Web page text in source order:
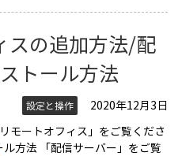
スの追加方法/配
トール方法
設定と操作
2020年12月3日
モートオフィス」をご覧くださ
方法 「配信サーバー」をご覧